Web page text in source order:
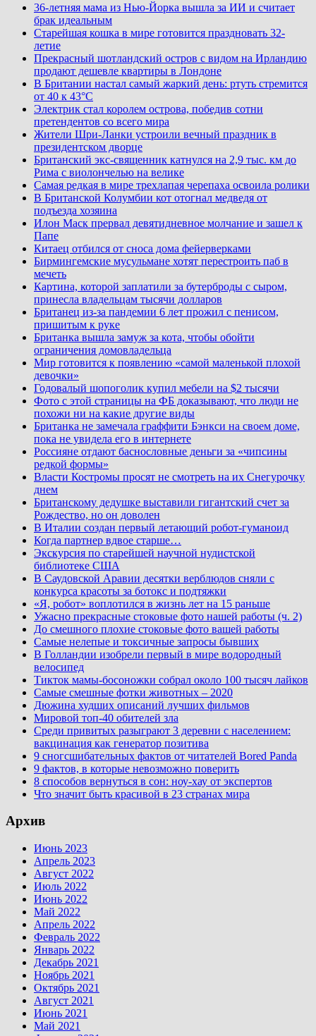
36-летняя мама из Нью-Йорка вышла за ИИ и считает
брак идеальным
Старейшая кошка в мире готовится праздновать 32-
летие
Прекрасный шотландский остров с видом на Ирландию
продают дешевле квартиры в Лондоне
В Британии настал самый жаркий день: ртуть стремится
от 40 к 43°C
Электрик стал королем острова, победив сотни
претендентов со всего мира
Жители Шри-Ланки устроили вечный праздник в
президентском дворце
Британский экс-священник катнулся на 2,9 тыс. км до
Рима с виолончелью на велике
Самая редкая в мире трехлапая черепаха освоила ролики
В Британской Колумбии кот отогнал медведя от
подъезда хозяина
Илон Маск прервал девятидневное молчание и зашел к
Папе
Китаец отбился от сноса дома фейерверками
Бирмингемские мусульмане хотят перестроить паб в
мечеть
Картина, которой заплатили за бутерброды с сыром,
принесла владельцам тысячи долларов
Британец из-за пандемии 6 лет прожил с пенисом,
пришитым к руке
Британка вышла замуж за кота, чтобы обойти
ограничения домовладельца
Мир готовится к появлению «самой маленькой плохой
девочки»
Годовалый шопоголик купил мебели на $2 тысячи
Фото с этой страницы на ФБ доказывают, что люди не
похожи ни на какие другие виды
Британка не замечала граффити Бэнкси на своем доме,
пока не увидела его в интернете
Россияне отдают баснословные деньги за «чипсины
редкой формы»
Власти Костромы просят не смотреть на их Снегурочку
днем
Британскому дедушке выставили гигантский счет за
Рождество, но он доволен
В Италии создан первый летающий робот-гуманоид
Когда партнер вдвое старше…
Экскурсия по старейшей научной нудистской
библиотеке США
В Саудовской Аравии десятки верблюдов сняли с
конкурса красоты за ботокс и подтяжки
«Я, робот» воплотился в жизнь лет на 15 раньше
Ужасно прекрасные стоковые фото нашей работы (ч. 2)
До смешного плохие стоковые фото вашей работы
Самые нелепые и токсичные запросы бывших
В Голландии изобрели первый в мире водородный
велосипед
Тикток мамы-босоножки собрал около 100 тысяч лайков
Самые смешные фотки животных – 2020
Дюжина худших описаний лучших фильмов
Мировой топ-40 обителей зла
Среди привитых разыграют 3 деревни с населением:
вакцинация как генератор позитива
9 сногсшибательных фактов от читателей Bored Panda
9 фактов, в которые невозможно поверить
8 способов вернуться в сон: ноу-хау от экспертов
Что значит быть красивой в 23 странах мира
Архив
Июнь 2023
Апрель 2023
Август 2022
Июль 2022
Июнь 2022
Май 2022
Апрель 2022
Февраль 2022
Январь 2022
Декабрь 2021
Ноябрь 2021
Октябрь 2021
Август 2021
Июнь 2021
Май 2021